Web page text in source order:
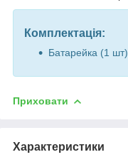
Комплектація:
Батарейка (1 шт)
Приховати
Характеристики